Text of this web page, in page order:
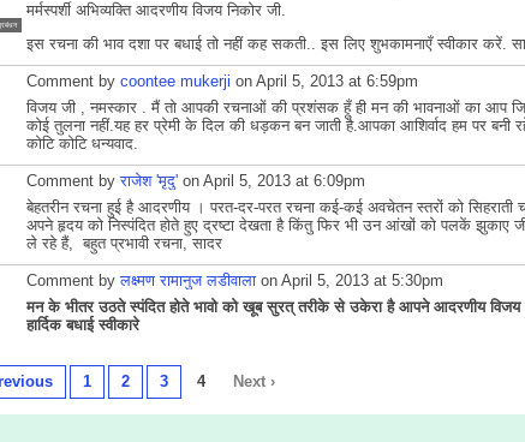
मर्मस्पर्शी अभिव्यक्ति आदरणीय विजय निकोर जी.
इस रचना की भाव दशा पर बधाई तो नहीं कह सकती.. इस लिए शुभकामनाएँ स्वीकार करें.
Comment by coontee mukerji on April 5, 2013 at 6:59pm
विजय जी , नमस्कार . मैं तो आपकी रचनाओं की प्रशंसक हूँ ही मन की भावनाओं का आप
कोई तुलना नहीं.यह हर प्रेमी के दिल की धड़कन बन जाती है.आपका आशिर्वाद हम पर
कोटि कोटि धन्यवाद.
Comment byराजेश 'मृदु' on April 5, 2013 at 6:09pm
बेहतरीन रचना हुई है आदरणीय । परत-दर-परत रचना कई-कई अवचेतन स्‍तरों को सिहराती
अपने हृदय को निस्‍पंदित होते हुए द्रष्‍टा देखता है किंतु फिर भी उन आंखों को पलकें झुकाए
ले रहे हैं, बहुत प्रभावी रचना, सादर
Comment byलक्ष्मण रामानुज लडीवाला on April 5, 2013 at 5:30pm
मन के भीतर उठते स्पंदित होते भावो को खूब सुरत् तरीके से उकेरा है आपने आदरणीय विजय
हार्दिक बधाई स्वीकारे
1 2 3 4 Next ›